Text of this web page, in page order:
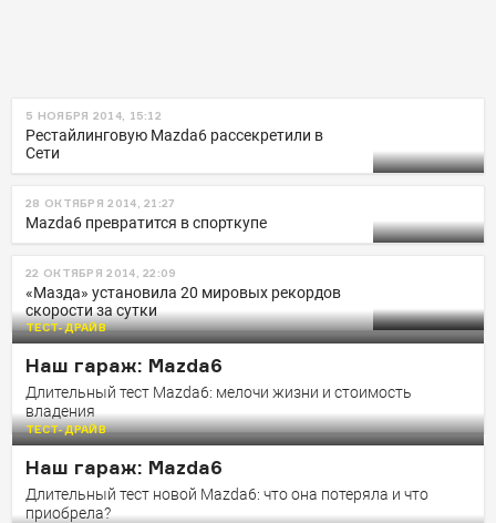
5 НОЯБРЯ 2014, 15:12
Рестайлинговую Mazda6 рассекретили в
Сети
28 ОКТЯБРЯ 2014, 21:27
Mazda6 превратится в спорткупе
22 ОКТЯБРЯ 2014, 22:09
«Мазда» установила 20 мировых рекордов
скорости за сутки
ТЕСТ-ДРАЙВ
Наш гараж: Mazda6
Длительный тест Mazda6: мелочи жизни и стоимость
владения
ТЕСТ-ДРАЙВ
Наш гараж: Mazda6
Длительный тест новой Mazda6: что она потеряла и что
приобрела?